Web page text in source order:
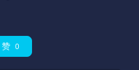
赞 0